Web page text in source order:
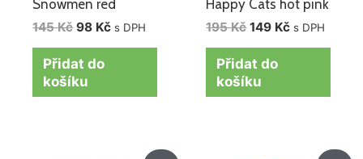
Snowmen red
145Kč 98 Kč s DPH
Přidat do
košíku
Happy Cats hot pink
195Kč 149 Kč s DPH
Přidat do
košíku